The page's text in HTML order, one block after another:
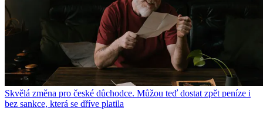
Skvělá změna pro české důchodce. Můžou teď dostat zpět peníze i
bez sankce, která se dříve platila